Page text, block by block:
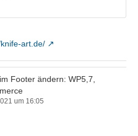
art.de/
Footer ändern: WP5,7,
um 16:05